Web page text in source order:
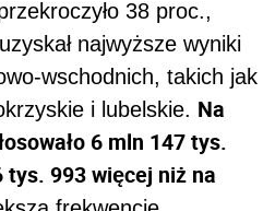
38 proc.,
najwyższe wyniki
wschodnich, takich jak
i lubelskie. Na
6 mln 147 tys.
tys. 993 więcej niż na